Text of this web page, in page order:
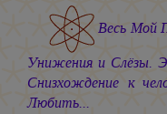
Весь Мой
Унижения и Слёзы.
Снизхождение к
Любить...